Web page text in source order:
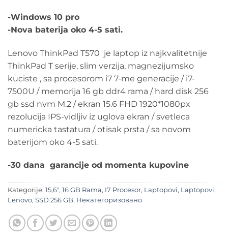
-Windows 10 pro
-Nova baterija oko 4-5 sati.
Lenovo ThinkPad T570 je laptop iz najkvalitetnije
ThinkPad T serije, slim verzija, magnezijumsko
kuciste , sa procesorom i7 7-me generacije / i7-
7500U / memorija 16 gb ddr4 rama / hard disk 256
gb ssd nvm M.2 / ekran 15.6 FHD 1920*1080px
rezolucija IPS-vidljiv iz uglova ekran / svetleca
numericka tastatura / otisak prsta / sa novom
baterijom oko 4-5 sati.
-30 dana garancije od momenta kupovine
Kategorije: 15,6", 16 GB Rama, I7 Procesor, Laptopovi, Laptopovi,
Lenovo, SSD 256 GB, Некатегоризовано